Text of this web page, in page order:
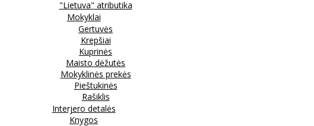
"Lietuva" atributika
Mokyklai
Gertuvės
Krepšiai
Kuprinės
Maisto dėžutės
Mokyklinės prekės
Pieštukinės
Rašiklis
Interjero detalės
Knygos